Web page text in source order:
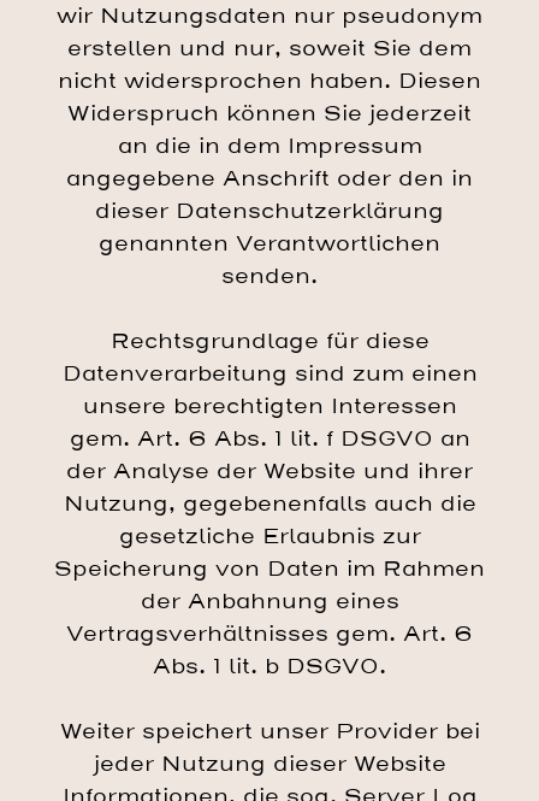
wir Nutzungsdaten nur pseudonym
erstellen und nur, soweit Sie dem
nicht widersprochen haben. Diesen
Widerspruch können Sie jederzeit
an die in dem Impressum
angegebene Anschrift oder den in
dieser Datenschutzerklärung
genannten Verantwortlichen
senden.
Rechtsgrundlage für diese
Datenverarbeitung sind zum einen
unsere berechtigten Interessen
gem. Art. 6 Abs. 1 lit. f DSGVO an
der Analyse der Website und ihrer
Nutzung, gegebenenfalls auch die
gesetzliche Erlaubnis zur
Speicherung von Daten im Rahmen
der Anbahnung eines
Vertragsverhältnisses gem. Art. 6
Abs. 1 lit. b DSGVO.
Weiter speichert unser Provider bei
jeder Nutzung dieser Website